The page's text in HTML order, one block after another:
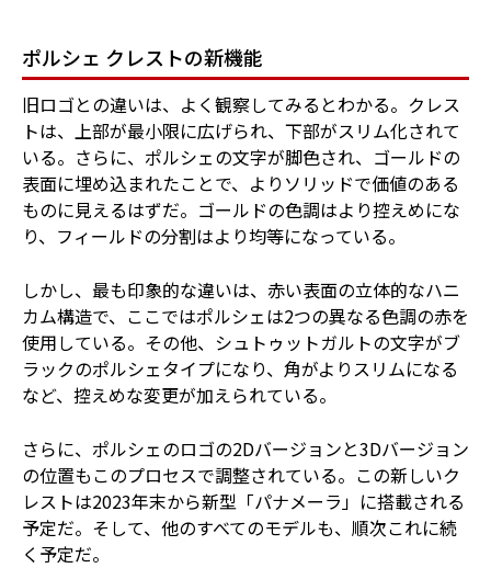
ポルシェ クレストの新機能
旧ロゴとの違いは、よく観察してみるとわかる。クレス
トは、上部が最小限に広げられ、下部がスリム化されて
いる。さらに、ポルシェの文字が脚色され、ゴールドの
表面に埋め込まれたことで、よりソリッドで価値のある
ものに見えるはずだ。ゴールドの色調はより控えめにな
り、フィールドの分割はより均等になっている。
しかし、最も印象的な違いは、赤い表面の立体的なハニ
カム構造で、ここではポルシェは2つの異なる色調の赤を
使用している。その他、シュトゥットガルトの文字がブ
ラックのポルシェタイプになり、角がよりスリムになる
など、控えめな変更が加えられている。
さらに、ポルシェのロゴの2Dバージョンと3Dバージョン
の位置もこのプロセスで調整されている。この新しいク
レストは2023年末から新型「パナメーラ」に搭載される
予定だ。そして、他のすべてのモデルも、順次これに続
く予定だ。